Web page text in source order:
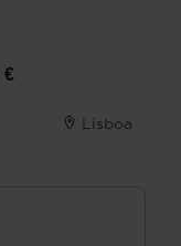
€
Lisboa